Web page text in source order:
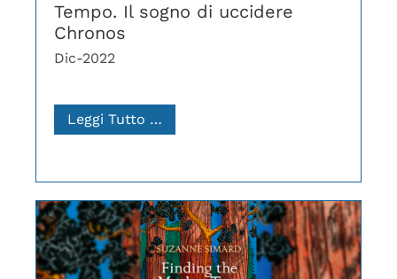
Tempo. Il sogno di uccidere
Chronos
Dic-2022
Leggi Tutto …